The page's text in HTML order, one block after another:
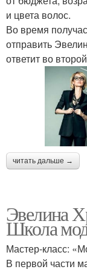
и цвета волос.
Во время
отправить
ответит во
читать дальше →
Эвелина
Школа
Мастер-класс:
В первой части